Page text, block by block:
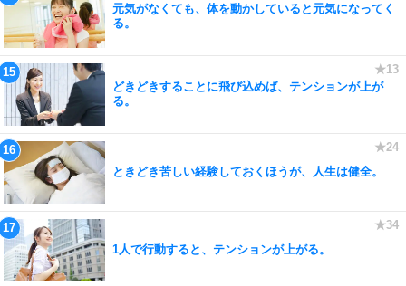
元気がなくても、体を動かしていると元気になってく
る。
どきどきすることに飛び込めば、テンションが上が
る。
ときどき苦しい経験しておくほうが、人生は健全。
1人で行動すると、テンションが上がる。